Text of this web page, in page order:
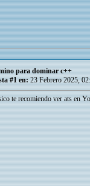
para dominar c++
#1 en: 23 Febrero 2025,
te recomiendo ver ats en